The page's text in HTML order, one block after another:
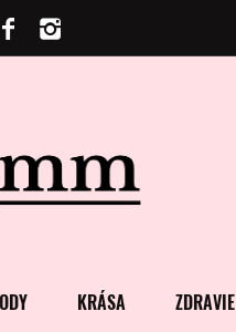
KRÁSA ZDRAVIE